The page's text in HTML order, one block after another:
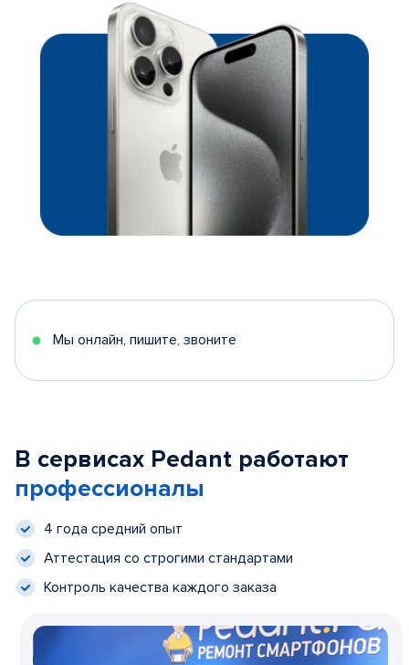
Мы онлайн, пишите, звоните
В сервисах Pedant работают
профессионалы
4 года средний опыт
Аттестация со строгими стандартами
Контроль качества каждого заказа